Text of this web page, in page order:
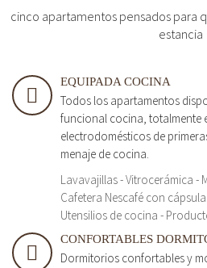
cinco apartamentos pensados para
estancia
EQUIPADA COCINA
Todos los apartamentos
funcional cocina, totalmente
electrodomésticos de
menaje de cocina.
Lavavajillas - Vitrocerámica -
Cafetera Nescafé con
Utensilios de cocina -
CONFORTABLES
Dormitorios confortables y